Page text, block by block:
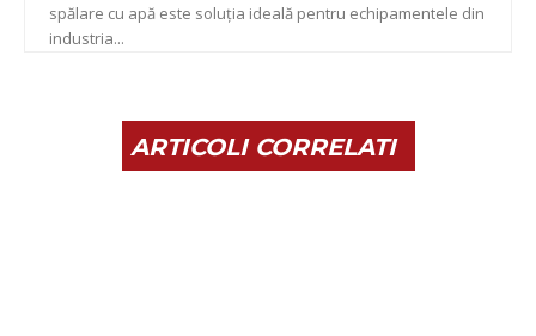
spălare cu apă este soluția ideală pentru echipamentele din
industria...
ARTICOLI CORRELATI